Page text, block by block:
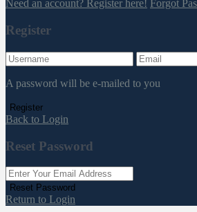
Need an account? Register here! Forgot
Register
A password will be e-mailed to you
Register
Back to Login
Reset Password
Reset Password
Return to Login